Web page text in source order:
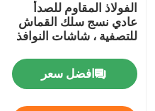
الفولاذ المقاوم للصدأ
عادي نسج سلك القماش
للتصفية ، شاشات النوافذ
افضل سعر